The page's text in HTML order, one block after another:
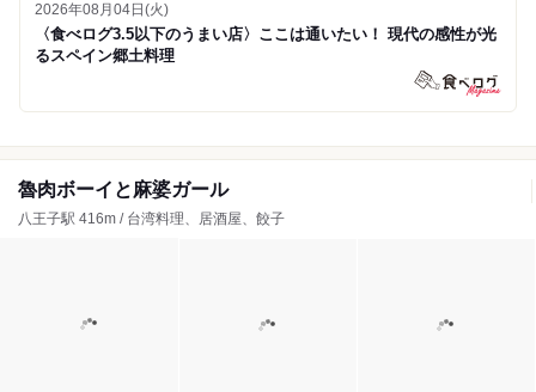
2026年08月04日(火)
〈食べログ3.5以下のうまい店〉ここは通いたい！ 現代の感性が光
るスペイン郷土料理
魯肉ボーイと麻婆ガール
八王子駅 416m / 台湾料理、居酒屋、餃子